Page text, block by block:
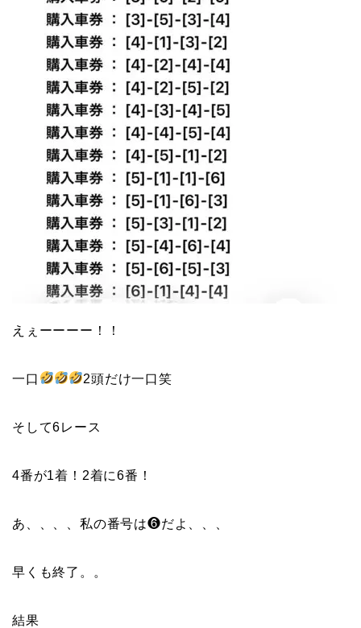
えぇーーーー！！
一口 2頭だけ一口笑
そして6レース
4番が1着！2着に6番！
あ、、、、私の番号は❻だよ、、、
早くも終了。。
結果